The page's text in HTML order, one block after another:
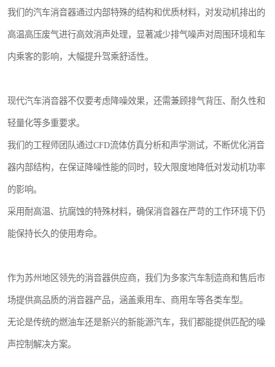
我们的汽车消音器通过内部特殊的结构和优质材料，对发动机排出的
高温高压废气进行高效消声处理，显著减少排气噪声对周围环境和车
内乘客的影响，大幅提升驾乘舒适性。
现代汽车消音器不仅要考虑降噪效果，还需兼顾排气背压、耐久性和
轻量化等多重要求。
我们的工程师团队通过CFD流体仿真分析和声学测试，不断优化消音
器内部结构，在保证降噪性能的同时，较大限度地降低对发动机功率
的影响。
采用耐高温、抗腐蚀的特殊材料，确保消音器在严苛的工作环境下仍
能保持长久的使用寿命。
作为苏州地区领先的消音器供应商，我们为多家汽车制造商和售后市
场提供高品质的消音器产品，涵盖乘用车、商用车等各类车型。
无论是传统的燃油车还是新兴的新能源汽车，我们都能提供匹配的噪
声控制解决方案。